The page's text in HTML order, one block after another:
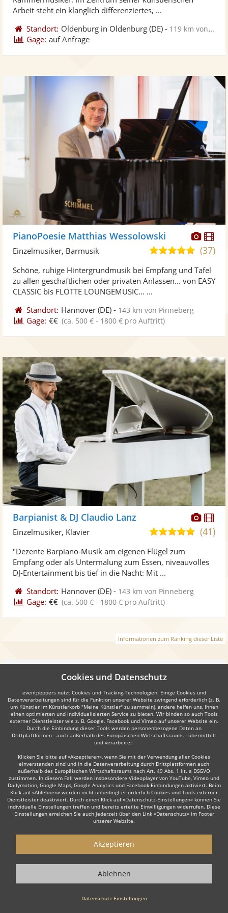
Arbeit steht ein klanglich differenziertes, ...
Standort: Oldenburg in Oldenburg (DE) - 119 km von Pinneberg
Gage: auf Anfrage
Fotos
PianoPoesie Matthias Wessolowski
5,0
5
(37)
Einzelmusiker, Barmusik
Schöne, ruhige Hintergrundmusik bei Empfang und Tafel
zu allen geschäftlichen oder privaten Anlässen... von EASY
CLASSIC bis FLOTTE LOUNGEMUSIC... ...
Standort: Hannover (DE) - 143 km von Pinneberg
Gage: €€ (ca. 500 € - 1800 € pro Auftritt)
Barpianist & DJ Claudio Lanz
5,0
5
(41)
Einzelmusiker, Klavier
"Dezente Barpiano-Musik am eigenen Flügel zum
Empfang oder als Untermalung zum Essen, niveauvolles
DJ-Entertainment bis tief in die Nacht: Mit ...
Standort: Hannover (DE) - 143 km von Pinneberg
Gage: €€ (ca. 500 € - 1800 € pro Auftritt)
Informationen zum Ranking dieser Liste
Weiter
Auch interessant:
Organist Moderator Musicalsänger Redner/
Starten Sie mit dem Button 'Kostenlos anfragen' eine Anfrage an die für
Sie interessanten Solomusiker - also z. B. bestimmte Pianisten. Diesen
Button finden Sie auf den jeweiligen Künstler-Profil-Seiten der Musiker.
Cookies und Datenschutz
eventpeppers nutzt Cookies und Tracking-Technologien. Einige Cookies und
Datenverarbeitungen sind für die Funktion unserer Website zwingend erforderlich (z. B.
um Künstler im Künstlerkorb "Meine Künstler" zu sammeln), andere helfen uns, Ihnen
einen optimierten und individualisierten Service zu bieten. Wir binden so auch Tools
externer Dienstleister wie z. B. Google, Facebook und Vimeo auf unserer Website ein.
Durch die Einbindung dieser Tools werden personenbezogene Daten an
Drittplattformen - auch außerhalb des Europäischen Wirtschaftsraums - übermittelt
und verarbeitet.
Klicken Sie bitte auf «Akzeptieren», wenn Sie mit der Verwendung aller Cookies
einverstanden sind und in die Datenverarbeitung durch Drittplattformen auch
außerhalb des Europäischen Wirtschaftsraums nach Art. 49 Abs. 1 lit. a DSGVO
zustimmen. In diesem Fall werden insbesondere Videoplayer von YouTube, Vimeo und
Dailymotion, Google Maps, Google Analytics und Facebook-Einbindungen aktiviert. Beim
Klick auf «Ablehnen» werden nicht unbedingt erforderlich Cookies und Tools externer
Dienstleister deaktiviert. Durch einen Klick auf «Datenschutz-Einstellungen» können Sie
individuelle Einstellungen treffen und bereits erteilte Einwilligungen widerrufen. Diese
Einstellungen erreichen Sie auch jederzeit über den Link «Datenschutz» im Footer
unserer Website.
Datenschutz-Einstellungen
Akzeptieren
Ablehnen